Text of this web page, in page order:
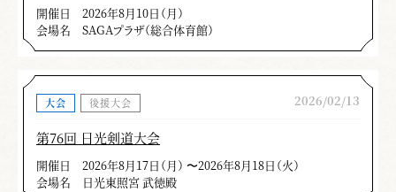
開催日
2026年8月10日（月）
会場名
SAGAプラザ（総合体育館）
大会 後援大会 2026/02/13
第76回 日光剣道大会
開催日
2026年8月17日（月） 〜2026年8月18日（火）
会場名
日光東照宮 武徳殿